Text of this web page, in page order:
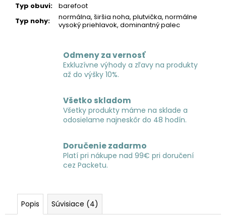
Typ obuvi:
barefoot
Typ nohy:
normálna, širšia noha, plutvička, normálne
vysoký priehlavok, dominantný palec
Odmeny za vernosť
Exkluzívne výhody a zľavy na produkty
až do výšky 10%.
Všetko skladom
Všetky produkty máme na sklade a
odosielame najneskôr do 48 hodín.
Doručenie zadarmo
Platí pri nákupe nad 99€ pri doručení
cez Packetu.
Popis Súvisiace (4)